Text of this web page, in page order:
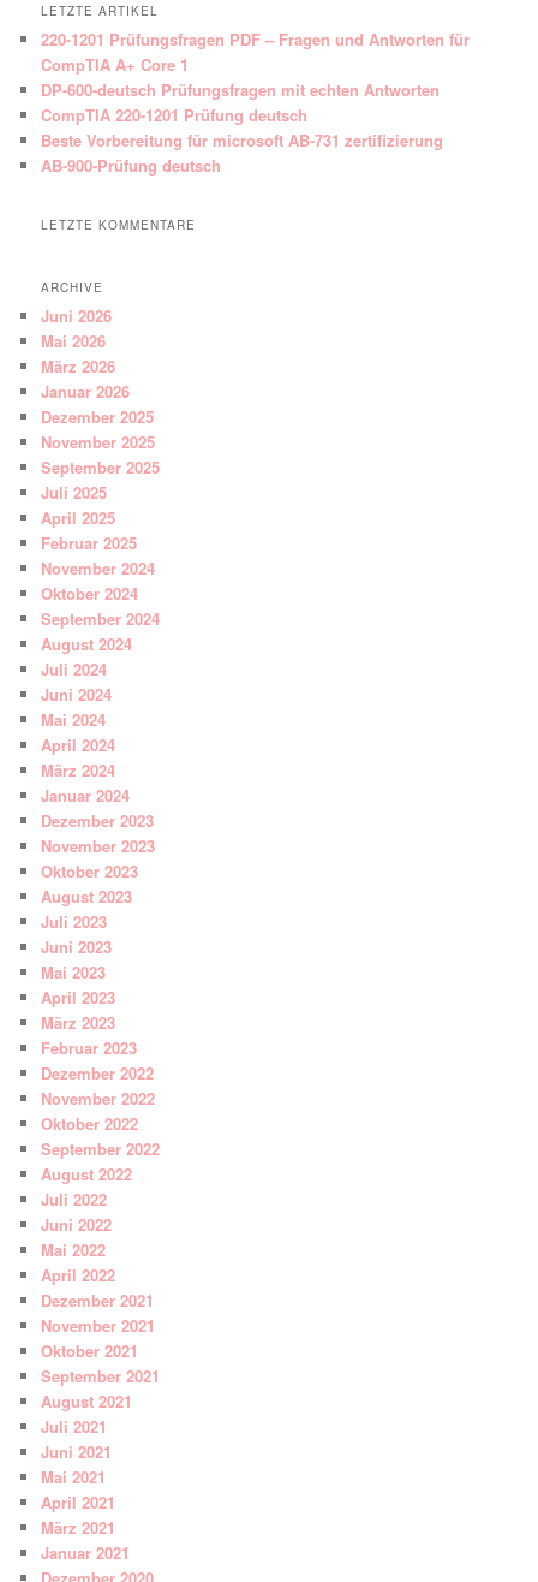
LETZTE ARTIKEL
220-1201 Prüfungsfragen PDF – Fragen und Antworten für
CompTIA A+ Core 1
DP-600-deutsch Prüfungsfragen mit echten Antworten
CompTIA 220-1201 Prüfung deutsch
Beste Vorbereitung für microsoft AB-731 zertifizierung
AB-900-Prüfung deutsch
LETZTE KOMMENTARE
ARCHIVE
Juni 2026
Mai 2026
März 2026
Januar 2026
Dezember 2025
November 2025
September 2025
Juli 2025
April 2025
Februar 2025
November 2024
Oktober 2024
September 2024
August 2024
Juli 2024
Juni 2024
Mai 2024
April 2024
März 2024
Januar 2024
Dezember 2023
November 2023
Oktober 2023
August 2023
Juli 2023
Juni 2023
Mai 2023
April 2023
März 2023
Februar 2023
Dezember 2022
November 2022
Oktober 2022
September 2022
August 2022
Juli 2022
Juni 2022
Mai 2022
April 2022
Dezember 2021
November 2021
Oktober 2021
September 2021
August 2021
Juli 2021
Juni 2021
Mai 2021
April 2021
März 2021
Januar 2021